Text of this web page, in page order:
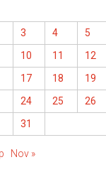
3 4 5
10 11 12
17 18 19
24 25 26
31
Nov »